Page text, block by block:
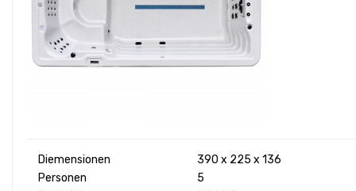
Diemensionen
390 x 225 x 136
Personen
5